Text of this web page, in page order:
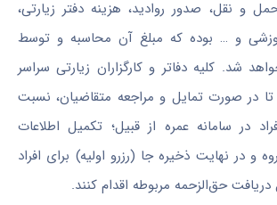
و نقل، صدور روادید، هزینه دفتر زیارتی،
و … بوده که مبلغ آن محاسبه و توسط
شد. کلیه دفاتر و کارگزاران زیارتی سراسر
تا در صورت تمایل و مراجعه متقاضیان، نسبت
در سامانه عمره از قبیل؛ تکمیل اطلاعات
و در نهایت ذخیره جا (رزرو اولیه) برای افراد
حق‌الزحمه مربوطه اقدام کنند.